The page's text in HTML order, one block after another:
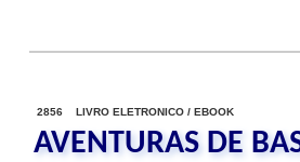
2856 LIVRO ELETRONICO / EBOOK
AVENTURAS DE